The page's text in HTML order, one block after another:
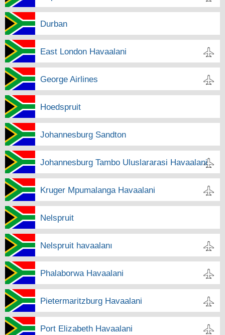
Durban
East London Havaalani
George Airlines
Hoedspruit
Johannesburg Sandton
Johannesburg Tambo Uluslararasi Havaalani
Kruger Mpumalanga Havaalani
Nelspruit
Nelspruit havaalanı
Phalaborwa Havaalani
Pietermaritzburg Havaalani
Port Elizabeth Havaalani